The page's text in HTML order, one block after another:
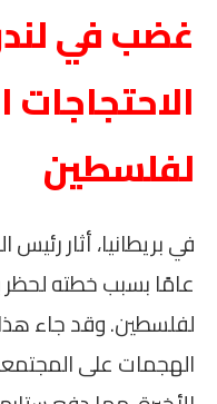
غضب في
الاحتجاجات
لفلسطين
في بريطانيا، أثار رئيس
عامًا بسبب خطته
لفلسطين. وقد جاء
الهجمات على